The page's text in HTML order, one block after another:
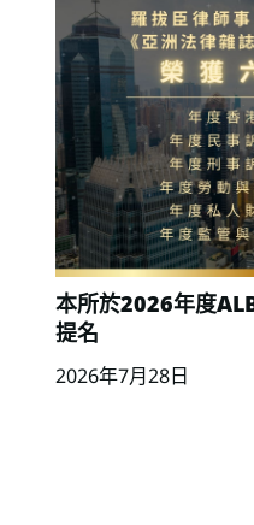
本所於2026年度
提名
2026年7月28日